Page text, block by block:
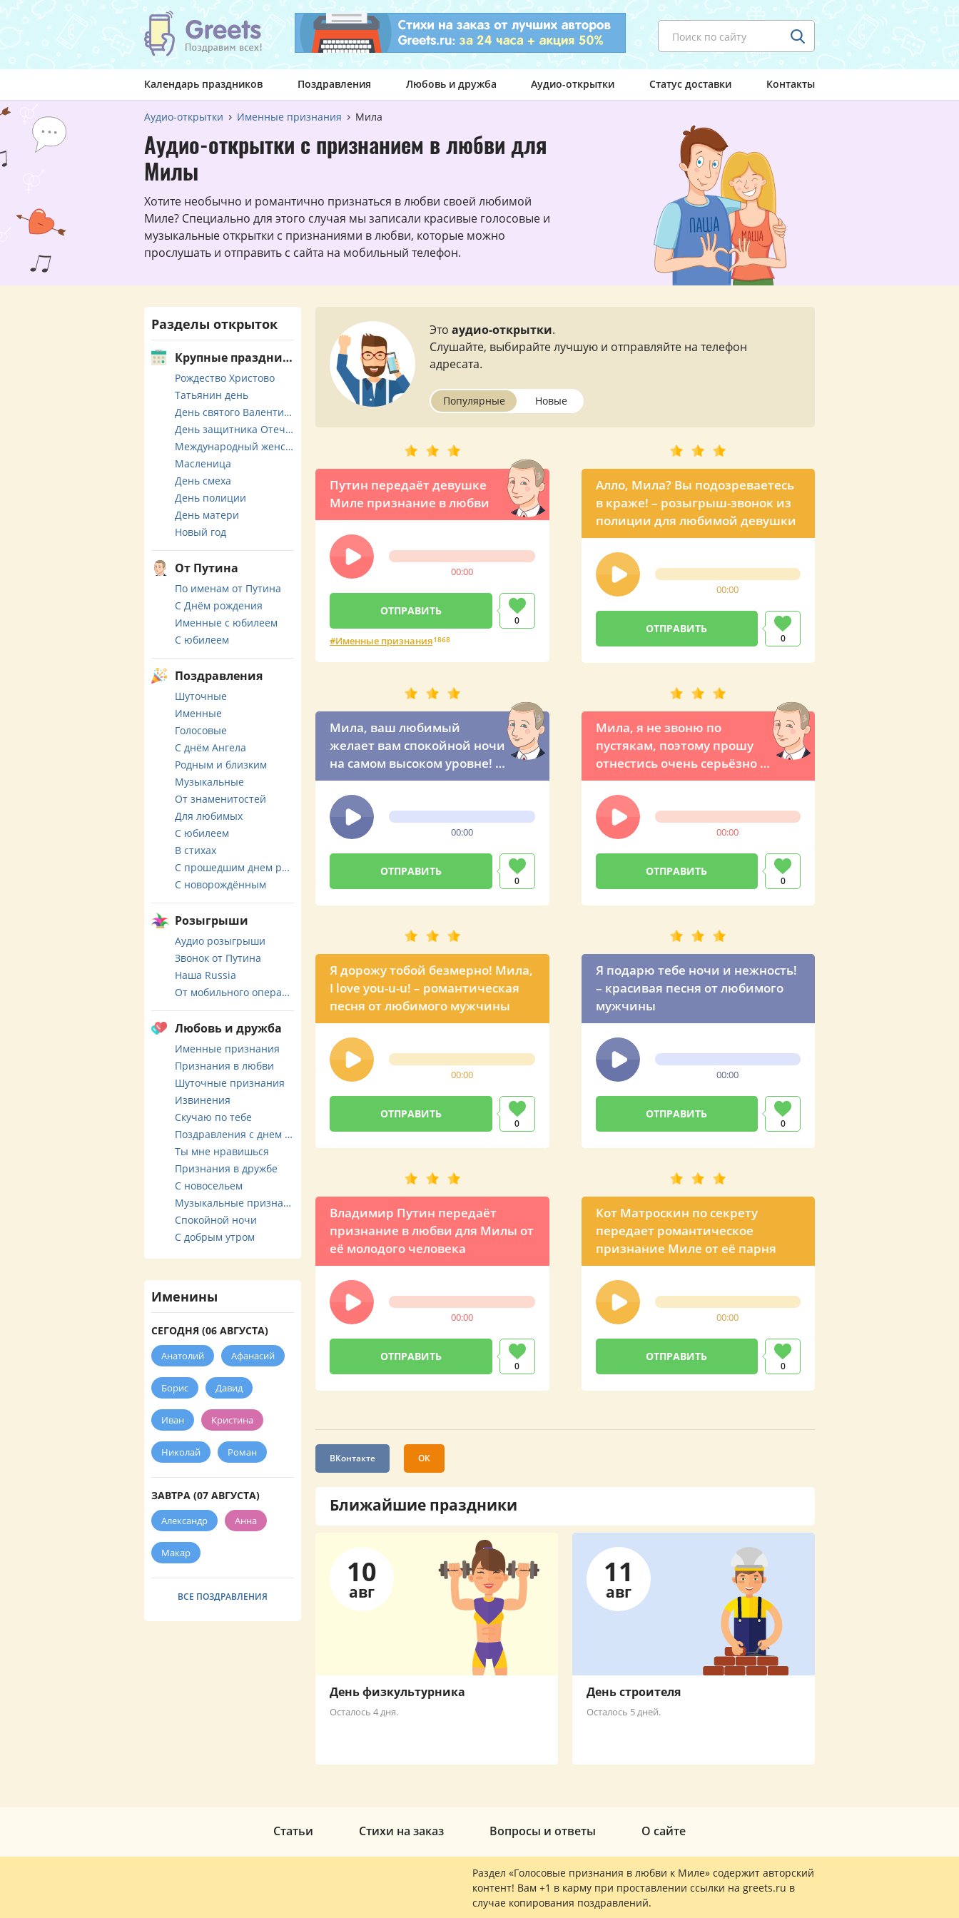
Поиск по сайту
Календарь праздников Поздравления Любовь и дружба Аудио-открытки Статус доставки Контакты
Аудио-открытки Именные признания Мила
Аудио-открытки с признанием в любви для
Милы
Хотите необычно и романтично признаться в любви своей любимой
Миле? Специально для этого случая мы записали красивые голосовые и
музыкальные открытки с признаниями в любви, которые можно
прослушать и отправить с сайта на мобильный телефон.
Это аудио-открытки.
Слушайте, выбирайте лучшую и отправляйте на телефон
адресата.
Популярные Новые
Путин передаёт девушке
Миле признание в любви
00:00
0
Именные признания1868
Алло, Мила? Вы подозреваетесь
в краже! – розыгрыш-звонок из
полиции для любимой девушки
00:00
0
Мила, ваш любимый
желает вам спокойной ночи
на самом высоком уровне! -
ночной звонок от
президента России
00:00
0
Мила, я не звоню по
пустякам, поэтому прошу
отнестись очень серьёзно к
нашему разговору! –
шуточный звонок с
голосовым признанием от
президента Путина (по
просьбе любимого
мужчины)
00:00
0
Я дорожу тобой безмерно! Мила,
I love you-u-u! – романтическая
песня от любимого мужчины
00:00
0
Я подарю тебе ночи и нежность!
– красивая песня от любимого
мужчины
00:00
0
Владимир Путин передаёт
признание в любви для Милы от
её молодого человека
00:00
0
Кот Матроскин по секрету
передает романтическое
признание Миле от её парня
00:00
0
ВКонтакте ОК
Ближайшие праздники
10
авг
День физкультурника
Осталось 4 дня.
11
авг
День строителя
Осталось 5 дней.
Разделы открыток
Крупные праздники
Рождество Христово
Татьянин день
День святого Валентина
День защитника Отечества
Международный женский день
Масленица
День смеха
День полиции
День матери
Новый год
От Путина
По именам от Путина
С Днём рождения
Именные с юбилеем
С юбилеем
Поздравления
Шуточные
Именные
Голосовые
С днём Ангела
Родным и близким
Музыкальные
От знаменитостей
Для любимых
С юбилеем
В стихах
С прошедшим днем рождения
С новорождённым
Розыгрыши
Аудио розыгрыши
Звонок от Путина
Наша Russia
От мобильного оператора
Любовь и дружба
Именные признания
Признания в любви
Шуточные признания
Извинения
Скучаю по тебе
Поздравления с днем свадьбы
Ты мне нравишься
Признания в дружбе
С новосельем
Музыкальные признания
Спокойной ночи
С добрым утром
Именины
СЕГОДНЯ (06 АВГУСТА)
Анатолий Афанасий
Борис Давид
Иван Кристина
Николай Роман
ЗАВТРА (07 АВГУСТА)
Александр Анна
Макар
ВСЕ ПОЗДРАВЛЕНИЯ
Статьи Стихи на заказ Вопросы и ответы О сайте
Раздел «Голосовые признания в любви к Миле» содержит авторский
контент! Вам +1 в карму при проставлении ссылки на greets.ru в
случае копирования поздравлений.